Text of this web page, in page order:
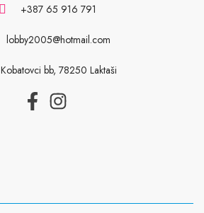
+387 65 916 791
lobby2005@hotmail.com
Kobatovci bb, 78250 Laktaši